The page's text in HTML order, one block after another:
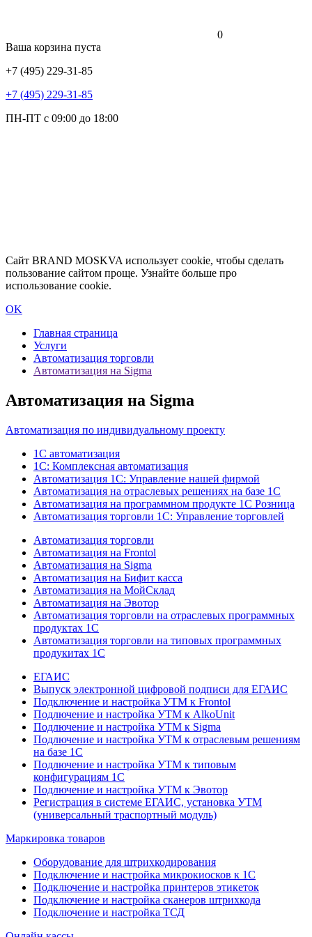
0
Ваша корзина пуста
+7 (495) 229-31-85
+7 (495) 229-31-85
ПН-ПТ с 09:00 до 18:00
Сайт BRAND MOSKVA использует cookie, чтобы сделать
пользование сайтом проще. Узнайте больше про
использование cookie.
OK
Главная страница
Услуги
Автоматизация торговли
Автоматизация на Sigma
Автоматизация на Sigma
Автоматизация по индивидуальному проекту
1С автоматизация
1С: Комплексная автоматизация
Автоматизация 1С: Управление нашей фирмой
Автоматизация на отраслевых решениях на базе 1С
Автоматизация на программном продукте 1С Розница
Автоматизация торговли 1С: Управление торговлей
Автоматизация торговли
Автоматизация на Frontol
Автоматизация на Sigma
Автоматизация на Бифит касса
Автоматизация на МойСклад
Автоматизация на Эвотор
Автоматизация торговли на отраслевых программных
продуктах 1С
Автоматизация торговли на типовых программных
продукитах 1С
ЕГАИС
Выпуск электронной цифровой подписи для ЕГАИС
Подключение и настройка УТМ к Frontol
Подлючение и настройка УТМ к AlkoUnit
Подлючение и настройка УТМ к Sigma
Подлючение и настройка УТМ к отраслевым решениям
на базе 1С
Подлючение и настройка УТМ к типовым
конфигурациям 1С
Подлючение и настройка УТМ к Эвотор
Регистрация в системе ЕГАИС, установка УТМ
(универсальный траспортный модуль)
Маркировка товаров
Оборудование для штрихкодирования
Подключение и настройка микрокиосков к 1С
Подключение и настройка принтеров этикеток
Подключение и настройка сканеров штрихкода
Подключение и настройка ТСД